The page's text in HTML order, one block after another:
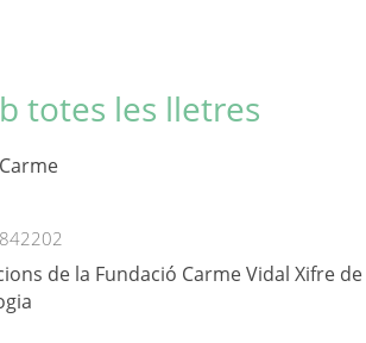
totes les lletres
de la Fundació Carme Vidal Xifre de